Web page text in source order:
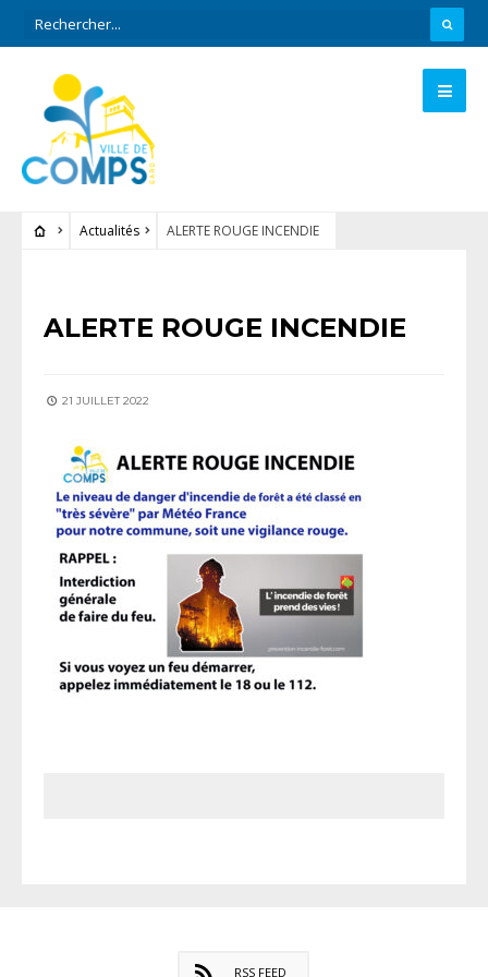
Actualités ALERTE ROUGE INCENDIE
ALERTE ROUGE INCENDIE
21 JUILLET 2022
RSS FEED